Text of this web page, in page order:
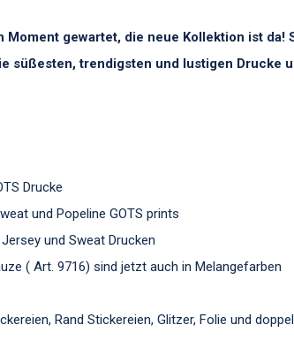
Moment gewartet, die neue Kollektion ist da!
süßesten, trendigsten und lustigen Drucke
Drucke
und Popeline GOTS prints
und Sweat Drucken
( Art. 9716) sind jetzt auch in Melangefarben
Rand Stickereien, Glitzer, Folie und